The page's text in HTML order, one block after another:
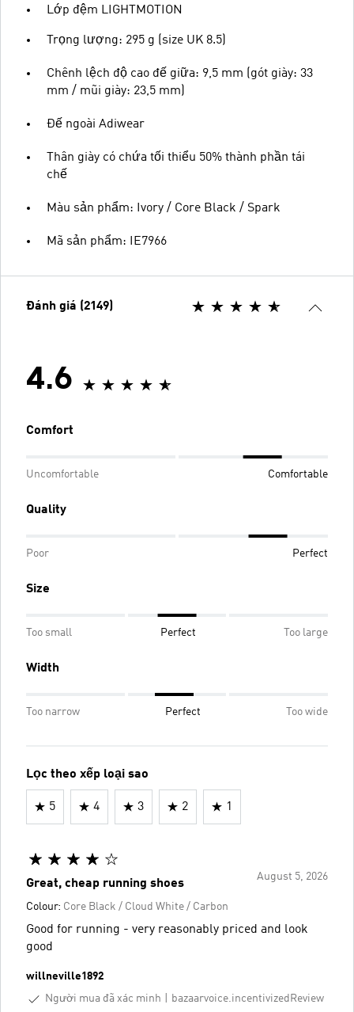
Lớp đệm LIGHTMOTION
Trọng lượng: 295 g (size UK 8.5)
Chênh lệch độ cao đế giữa: 9,5 mm (gót giày: 33
mm / mũi giày: 23,5 mm)
Đế ngoài Adiwear
Thân giày có chứa tối thiểu 50% thành phần tái
chế
Màu sản phẩm: Ivory / Core Black / Spark
Mã sản phẩm: IE7966
Đánh giá (2149)
4.6
Comfort
Uncomfortable Comfortable
Quality
Poor Perfect
Size
Too small Perfect Too large
Width
Too narrow Perfect Too wide
Lọc theo xếp loại sao
5 4 3 2 1
August 5, 2026
Great, cheap running shoes
Colour: Core Black / Cloud White / Carbon
Good for running - very reasonably priced and look
good
willneville1892
Người mua đã xác minh
bazaarvoice.incentivizedReview